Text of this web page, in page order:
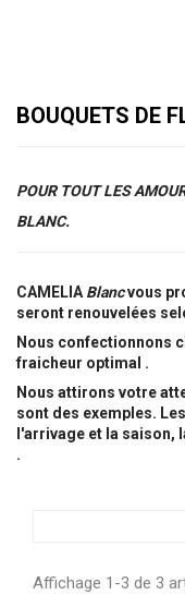
BOUQUETS DE
POUR TOUT LES
BLANC.
CAMELIABlancvous
seront renouvelées
Nous confectionnons
fraicheur optimal .
Nous attirons votre
sont des exemples.
l'arrivage et la saison,
.
Affichage 1-3 de 3